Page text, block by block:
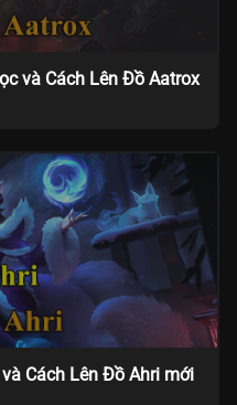
và Cách Lên Đồ Aatrox
Cách Lên Đồ Ahri mới